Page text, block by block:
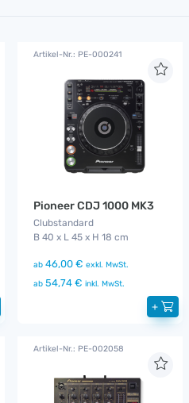
Artikel-Nr.: PE-000241
Pioneer CDJ 1000 MK3
Clubstandard
B 40 x L 45 x H 18 cm
ab 46,00 € exkl. MwSt.
ab 54,74 € inkl. MwSt.
+
Artikel-Nr.: PE-002058